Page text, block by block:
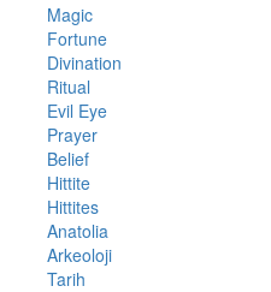
Magic
Fortune
Divination
Ritual
Evil Eye
Prayer
Belief
Hittite
Hittites
Anatolia
Arkeoloji
Tarih